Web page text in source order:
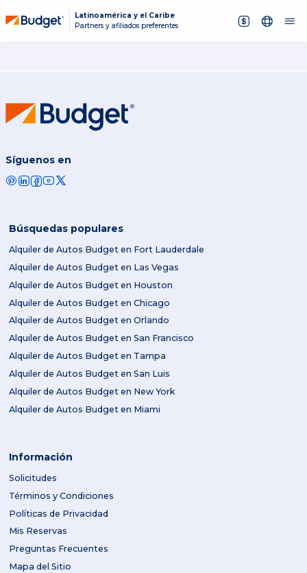
Latinoamérica y el Caribe
Partners y afiliados preferentes
Síguenos en
Búsquedas populares
Alquiler de Autos Budget en Fort Lauderdale
Alquiler de Autos Budget en Las Vegas
Alquiler de Autos Budget en Houston
Alquiler de Autos Budget en Chicago
Alquiler de Autos Budget en Orlando
Alquiler de Autos Budget en San Francisco
Alquiler de Autos Budget en Tampa
Alquiler de Autos Budget en San Luis
Alquiler de Autos Budget en New York
Alquiler de Autos Budget en Miami
Información
Solicitudes
Términos y Condiciones
Políticas de Privacidad
Mis Reservas
Preguntas Frecuentes
Mapa del Sitio